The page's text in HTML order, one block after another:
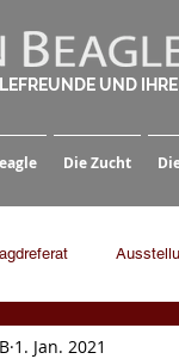
UND
Die Zucht
1. Jan. 2021